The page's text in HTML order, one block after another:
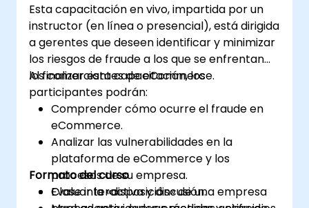
Detallar cómo una empresa puede
convertirse en objetivo del blanqueo de
capitales y la financiación del terrorismo,
y explicar qué "indicios de alerta" podrían
ayudar a identificar, prevenir y denunciar
cualquier actividad criminal (sospechada
o real).
Comprender algunos de los otros "puntos
calientes" en materia de delitos
financieros.
Esta capacitación en vivo, impartida por un
instructor (en línea o presencial), está dirigida
a gerentes que deseen identificar y minimizar
los riesgos de fraude a los que se enfrentan
los comerciantes de eCommerce.
Al finalizar esta capacitación, los
participantes podrán:
Comprender cómo ocurre el fraude en
eCommerce.
Analizar las vulnerabilidades en la
plataforma de eCommerce y los
procesos de su empresa.
Evaluar la «disposición» de una empresa
Formato del curso
Clase interactiva y discusión.